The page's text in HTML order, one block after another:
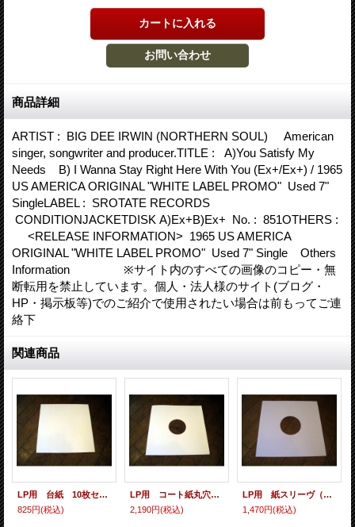
商品詳細
ARTIST : BIG DEE IRWIN (NORTHERN SOUL) American
singer, songwriter and producer.TITLE : A)You Satisfy My
Needs B) I Wanna Stay Right Here With You (Ex+/Ex+) / 1965
US AMERICA ORIGINAL "WHITE LABEL PROMO" Used 7"
SingleLABEL : SROTATE RECORDS
CONDITIONJACKETDISK A)Ex+B)Ex+ No. : 851OTHERS :
<RELEASE INFORMATION> 1965 US AMERICA
ORIGINAL "WHITE LABEL PROMO" Used 7" Single Others
Information ※サイト内のすべての画像のコピー・無
断転用を禁止しています。個人・法人様のサイト(ブログ・
HP・掲示板等)でのご紹介で使用されたい場合は前もってご連
絡下
関連商品
LP用 台紙 10枚セット
825円(税込)
LP用 コート紙丸穴ジャケ 10枚セット
2,190円(税込)
LP用 紙スリーヴ（レギュラー 四角の角） 10枚セット
1,470円(税込)